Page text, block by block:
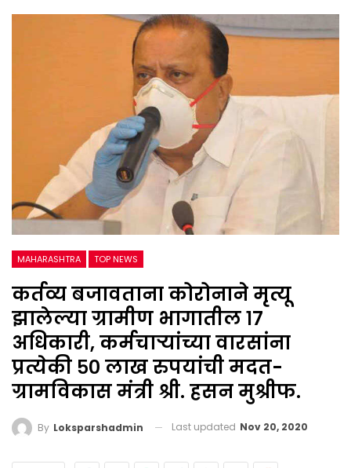
MAHARASHTRA TOP NEWS
कर्तव्य बजावताना कोरोनाने मृत्यू
झालेल्या ग्रामीण भागातील १७
अधिकारी, कर्मचाऱ्यांच्या वारसांना
प्रत्येकी ५० लाख रुपयांची मदत-
ग्रामविकास मंत्री श्री. हसन मुश्रीफ.
By Loksparshadmin Last updated Nov 20, 2020